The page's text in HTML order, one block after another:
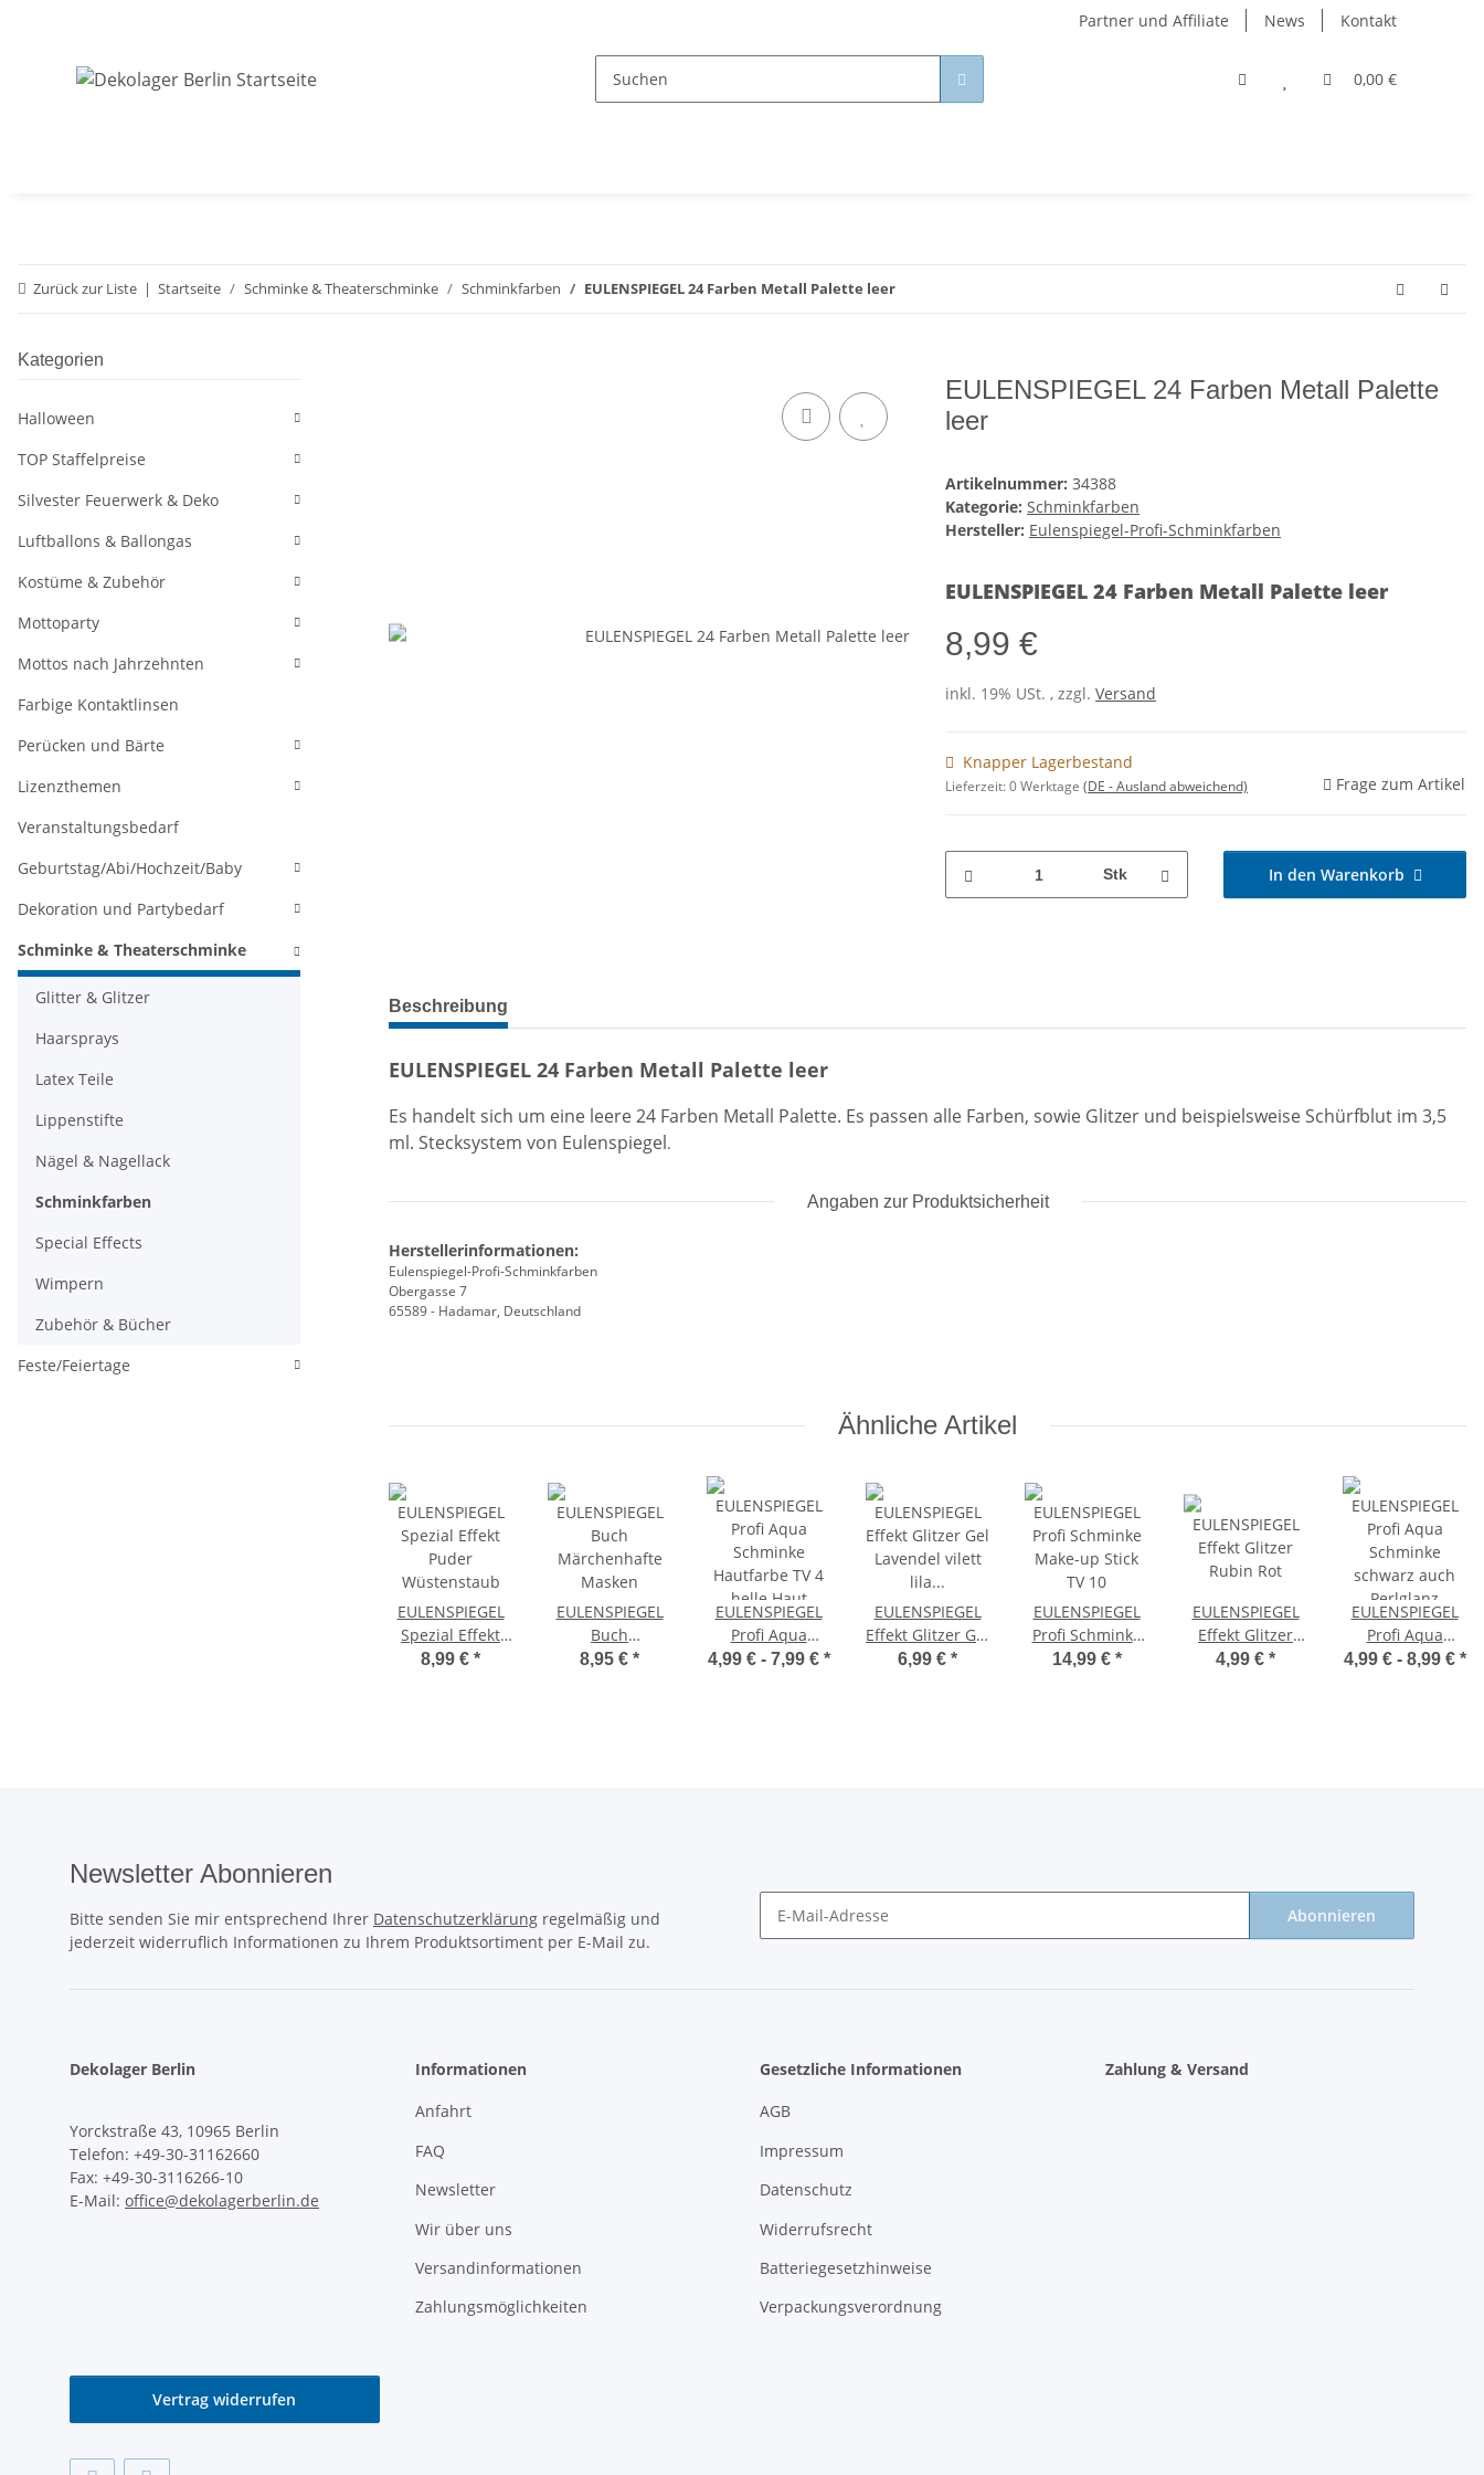
Partner und Affiliate News Kontakt
0,00 €
Zurück zur Liste Startseite Schminke & Theaterschminke Schminkfarben EULENSPIEGEL 24 Farben Metall Palette leer
EULENSPIEGEL 24 Farben Metall Palette
leer
Artikelnummer: 34388
Kategorie: Schminkfarben
Hersteller: Eulenspiegel-Profi-Schminkfarben
EULENSPIEGEL 24 Farben Metall Palette leer
8,99 €
inkl. 19% USt. , zzgl. Versand
Knapper Lagerbestand
Lieferzeit:0 Werktage (DE - Ausland abweichend) Frage zum Artikel
Stk In den Warenkorb
weitere Registerkarten anzeigen
Beschreibung
EULENSPIEGEL 24 Farben Metall Palette leer
Es handelt sich um eine leere 24 Farben Metall Palette. Es passen alle Farben, sowie Glitzer und beispielsweise Schürfblut im 3,5
ml. Stecksystem von Eulenspiegel.
Angaben zur Produktsicherheit
Herstellerinformationen:
Eulenspiegel-Profi-Schminkfarben
Obergasse 7
65589 - Hadamar, Deutschland
Ähnliche Artikel
EULENSPIEGEL
Spezial Effekt
Puder
8,99 € *
EULENSPIEGEL
Buch
Märchenhafte
8,95 € *
EULENSPIEGEL
Profi Aqua
Schminke
4,99 € - 7,99 € *
EULENSPIEGEL
Effekt Glitzer Gel
Lavendel vilett
6,99 € *
EULENSPIEGEL
Profi Schminke
Make-up Stick
14,99 € *
EULENSPIEGEL
Effekt Glitzer
Rubin Rot
4,99 € *
EULENSPIEGEL
Profi Aqua
Schminke
4,99 € - 8,99 € *
Kategorien
Halloween
TOP Staffelpreise
Silvester Feuerwerk & Deko
Luftballons & Ballongas
Kostüme & Zubehör
Mottoparty
Mottos nach Jahrzehnten
Farbige Kontaktlinsen
Perücken und Bärte
Lizenzthemen
Veranstaltungsbedarf
Geburtstag/Abi/Hochzeit/Baby
Dekoration und Partybedarf
Schminke & Theaterschminke
Glitter & Glitzer
Haarsprays
Latex Teile
Lippenstifte
Nägel & Nagellack
Schminkfarben
Special Effects
Wimpern
Zubehör & Bücher
Feste/Feiertage
Newsletter Abonnieren
Bitte senden Sie mir entsprechend Ihrer Datenschutzerklärung regelmäßig und
jederzeit widerruflich Informationen zu Ihrem Produktsortiment per E-Mail zu.
Abonnieren
Dekolager Berlin
Yorckstraße 43, 10965 Berlin
Telefon: +49-30-31162660
Fax: +49-30-3116266-10
E-Mail: office@dekolagerberlin.de
Informationen
Anfahrt
FAQ
Newsletter
Wir über uns
Versandinformationen
Zahlungsmöglichkeiten
Gesetzliche Informationen
AGB
Impressum
Datenschutz
Widerrufsrecht
Batteriegesetzhinweise
Verpackungsverordnung
Zahlung & Versand
Vertrag widerrufen